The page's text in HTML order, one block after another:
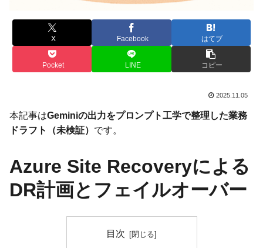
X Facebook はてブ
Pocket LINE コピー
2025.11.05
本記事はGeminiの出力をプロンプト工学で整理した業務
ドラフト（未検証） です。
Azure Site Recoveryによる
DR計画とフェイルオーバー
目次